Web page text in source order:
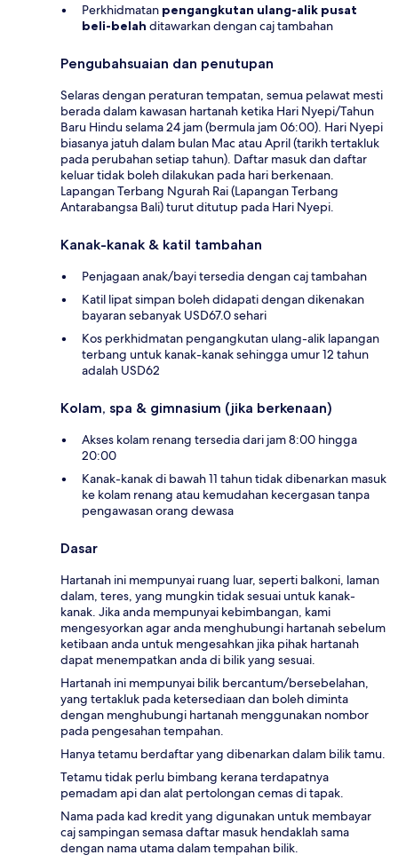
Perkhidmatan pengangkutan ulang-alik pusat
beli-belah ditawarkan dengan caj tambahan
Pengubahsuaian dan penutupan
Selaras dengan peraturan tempatan, semua pelawat mesti
berada dalam kawasan hartanah ketika Hari Nyepi/Tahun
Baru Hindu selama 24 jam (bermula jam 06:00). Hari Nyepi
biasanya jatuh dalam bulan Mac atau April (tarikh tertakluk
pada perubahan setiap tahun). Daftar masuk dan daftar
keluar tidak boleh dilakukan pada hari berkenaan.
Lapangan Terbang Ngurah Rai (Lapangan Terbang
Antarabangsa Bali) turut ditutup pada Hari Nyepi.
Kanak-kanak & katil tambahan
Penjagaan anak/bayi tersedia dengan caj tambahan
Katil lipat simpan boleh didapati dengan dikenakan
bayaran sebanyak USD67.0 sehari
Kos perkhidmatan pengangkutan ulang-alik lapangan
terbang untuk kanak-kanak sehingga umur 12 tahun
adalah USD62
Kolam, spa & gimnasium (jika berkenaan)
Akses kolam renang tersedia dari jam 8:00 hingga
20:00
Kanak-kanak di bawah 11 tahun tidak dibenarkan masuk
ke kolam renang atau kemudahan kecergasan tanpa
pengawasan orang dewasa
Dasar
Hartanah ini mempunyai ruang luar, seperti balkoni, laman
dalam, teres, yang mungkin tidak sesuai untuk kanak-
kanak. Jika anda mempunyai kebimbangan, kami
mengesyorkan agar anda menghubungi hartanah sebelum
ketibaan anda untuk mengesahkan jika pihak hartanah
dapat menempatkan anda di bilik yang sesuai.
Hartanah ini mempunyai bilik bercantum/bersebelahan,
yang tertakluk pada ketersediaan dan boleh diminta
dengan menghubungi hartanah menggunakan nombor
pada pengesahan tempahan.
Hanya tetamu berdaftar yang dibenarkan dalam bilik tamu.
Tetamu tidak perlu bimbang kerana terdapatnya
pemadam api dan alat pertolongan cemas di tapak.
Nama pada kad kredit yang digunakan untuk membayar
caj sampingan semasa daftar masuk hendaklah sama
dengan nama utama dalam tempahan bilik.